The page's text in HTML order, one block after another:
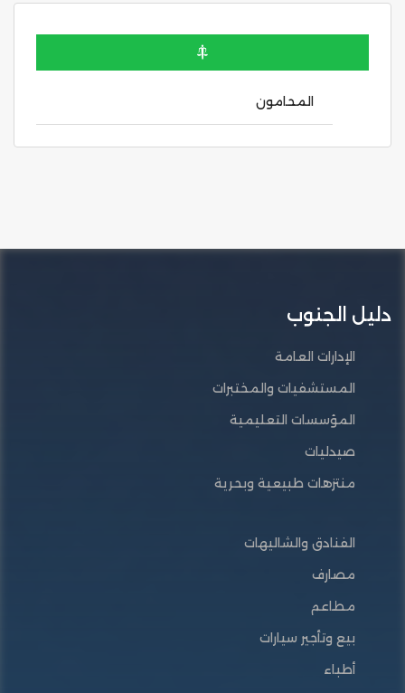
المحامون
دليل الجنوب
الإدارات العامة
المستشفيات والمختبرات
المؤسسات التعليمية
صيدليات
منتزهات طبيعية وبحرية
الفنادق والشاليهات
مصارف
مطاعم
بيع وتأجير سيارات
أطباء